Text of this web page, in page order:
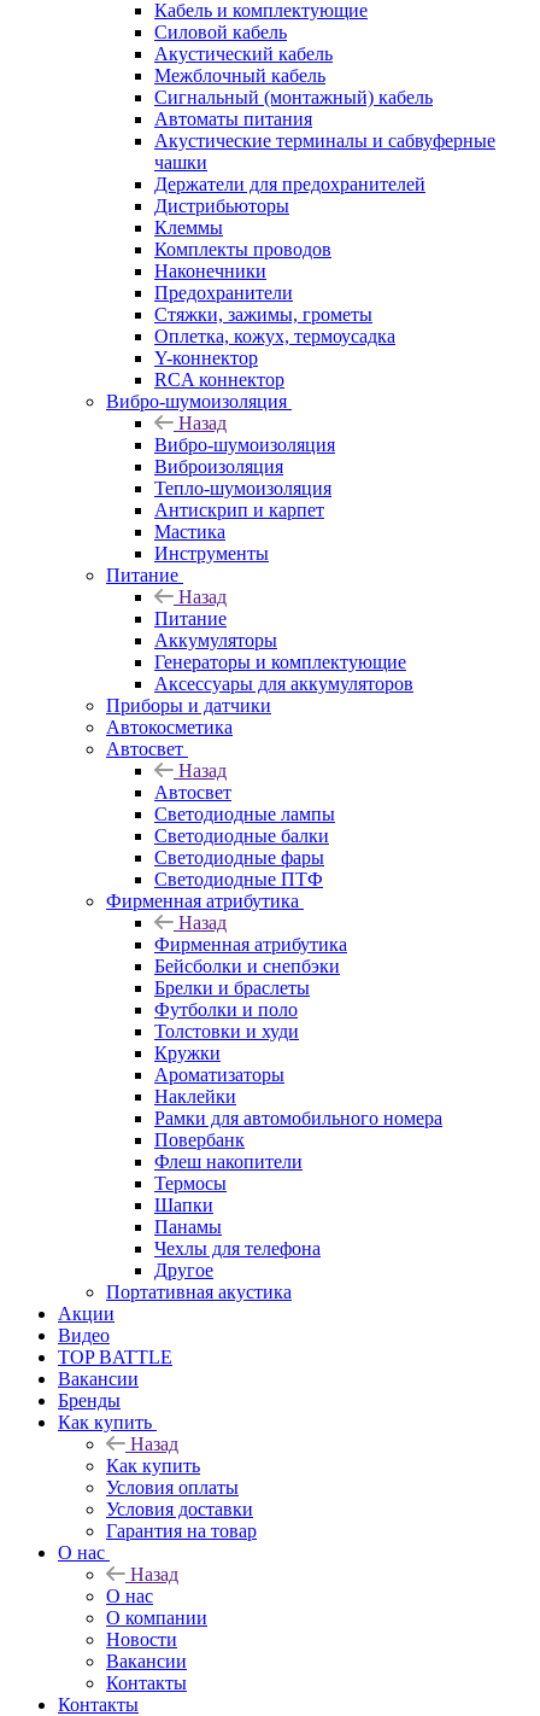
Кабель и комплектующие
Силовой кабель
Акустический кабель
Межблочный кабель
Сигнальный (монтажный) кабель
Автоматы питания
Акустические терминалы и сабвуферные
чашки
Держатели для предохранителей
Дистрибьюторы
Клеммы
Комплекты проводов
Наконечники
Предохранители
Стяжки, зажимы, грометы
Оплетка, кожух, термоусадка
Y-коннектор
RCA коннектор
Вибро-шумоизоляция
Назад
Вибро-шумоизоляция
Виброизоляция
Тепло-шумоизоляция
Антискрип и карпет
Мастика
Инструменты
Питание
Назад
Питание
Аккумуляторы
Генераторы и комплектующие
Аксессуары для аккумуляторов
Приборы и датчики
Автокосметика
Автосвет
Назад
Автосвет
Светодиодные лампы
Светодиодные балки
Светодиодные фары
Светодиодные ПТФ
Фирменная атрибутика
Назад
Фирменная атрибутика
Бейсболки и снепбэки
Брелки и браслеты
Футболки и поло
Толстовки и худи
Кружки
Ароматизаторы
Наклейки
Рамки для автомобильного номера
Повербанк
Флеш накопители
Термосы
Шапки
Панамы
Чехлы для телефона
Другое
Портативная акустика
Акции
Видео
TOP BATTLE
Вакансии
Бренды
Как купить
Назад
Как купить
Условия оплаты
Условия доставки
Гарантия на товар
О нас
Назад
О нас
О компании
Новости
Вакансии
Контакты
Контакты